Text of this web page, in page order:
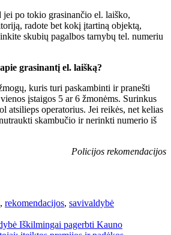
jei po tokio grasinančio el. laiško,
radote bet kokį įtartiną objektą,
skubių pagalbos tarnybų tel. numeriu
grasinantį el. laišką?
kuris turi paskambinti ir pranešti
įstaigos 5 ar 6 žmonėms. Surinkus
atsilieps operatorius. Jei reikės, net kelias
skambučio ir nerinkti numerio iš
Policijos rekomendacijos
, rekomendacijos, savivaldybė